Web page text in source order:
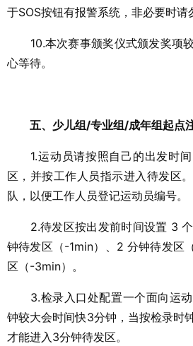
于SOS按钮有报警系统，非必要时请
10.本次赛事颁奖仪式颁发奖项
心等待。
五、少儿组/专业组/成年组起点
1.运动员请按照自己的出发时间
区，并按工作人员指示进入待发区
队，以便工作人员登记运动员编号。
2.待发区按出发前时间设置 3 个
钟待发区（-1min）、2 分钟待发区
区（-3min）。
3.检录入口处配置一个面向运动
钟较大会时间快3分钟，当按检录时
才能进入3分钟待发区。